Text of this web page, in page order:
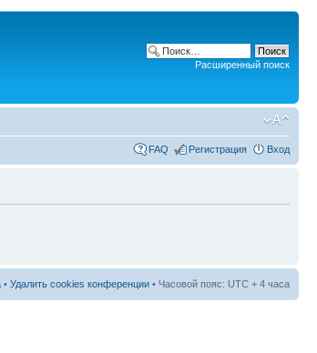
Расширенный поиск
FAQ Регистрация Вход
• Удалить cookies конференции • Часовой пояс: UTC + 4 часа